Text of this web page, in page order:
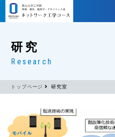
研究
Research
トップページ 研究室